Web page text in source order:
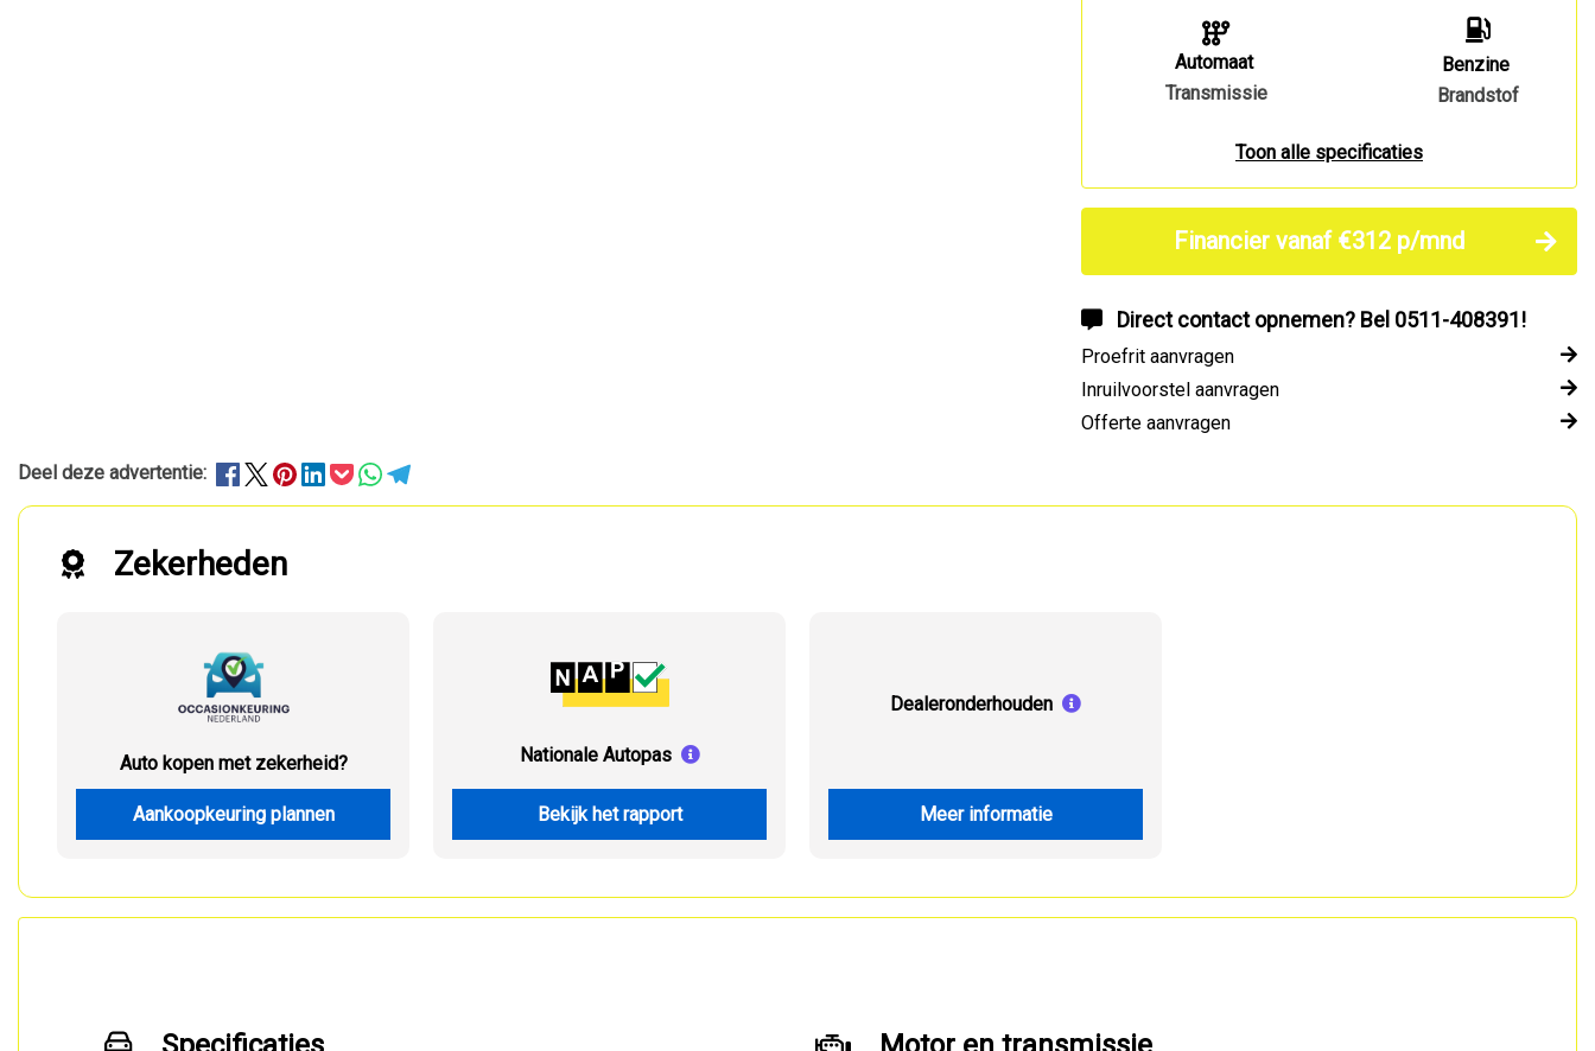
Automaat
Transmissie
Benzine
Brandstof
Toon alle specificaties
Financier vanaf €312 p/mnd
Direct contact opnemen? Bel 0511-408391!
Proefrit aanvragen
Inruilvoorstel aanvragen
Offerte aanvragen
Deel deze advertentie:
Zekerheden
Auto kopen met zekerheid?
Aankoopkeuring plannen
Nationale Autopas
Bekijk het rapport
Dealeronderhouden
Meer informatie